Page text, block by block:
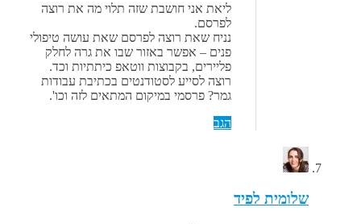
ליאת אני חושבת שזה תלוי מה את רוצה
לפרסם.
נניח שאת רוצה לפרסם שאת עושה טיפולי
פנים – אפשר באזור שבו את גרה לחלק
פליירים, בקבוצות ווטאפ כיתתיות וכד.
רוצה לסייע לסטודנטים בכתיבת עבודות
גמר? פרסמי במיקום המתאים לזה וכו'.
הגב
שלומית לפיד